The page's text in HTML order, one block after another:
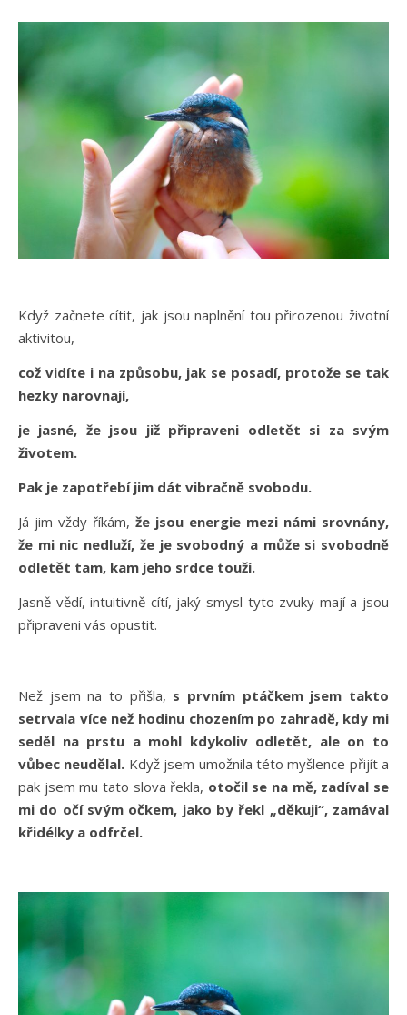
Když začnete cítit, jak jsou naplnění tou přirozenou životní
aktivitou,
což vidíte i na způsobu, jak se posadí, protože se tak
hezky narovnají,
je jasné, že jsou již připraveni odletět si za svým
životem.
Pak je zapotřebí jim dát vibračně svobodu.
Já jim vždy říkám, že jsou energie mezi námi srovnány,
že mi nic nedluží, že je svobodný a může si svobodně
odletět tam, kam jeho srdce touží.
Jasně vědí, intuitivně cítí, jaký smysl tyto zvuky mají a jsou
připraveni vás opustit.
Než jsem na to přišla, s prvním ptáčkem jsem takto
setrvala více než hodinu chozením po zahradě, kdy mi
seděl na prstu a mohl kdykoliv odletět, ale on to
vůbec neudělal. Když jsem umožnila této myšlence přijít a
pak jsem mu tato slova řekla, otočil se na mě, zadíval se
mi do očí svým očkem, jako by řekl „děkuji“, zamával
křidélky a odfrčel.